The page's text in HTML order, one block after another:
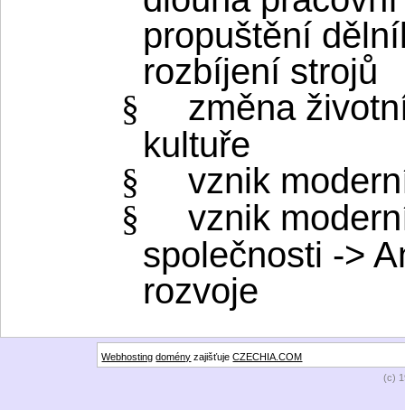
propuštění
rozbíjení strojů
§
změna
kultuře
§
vznik
§
vznik
společnosti ->
rozvoje
Webhosting domény zajišťujeCZECHIA.COM
(c)